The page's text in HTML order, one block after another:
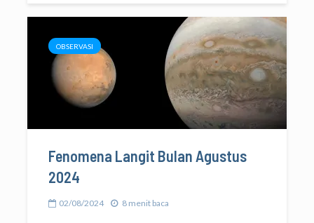
OBSERVASI
Fenomena Langit Bulan Agustus
2024
02/08/2024 8 menit baca